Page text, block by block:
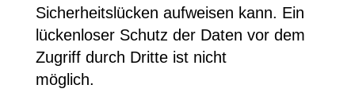
Sicherheitslücken aufweisen kann. Ein
lückenloser Schutz der Daten vor dem
Zugriff durch Dritte ist nicht
möglich.